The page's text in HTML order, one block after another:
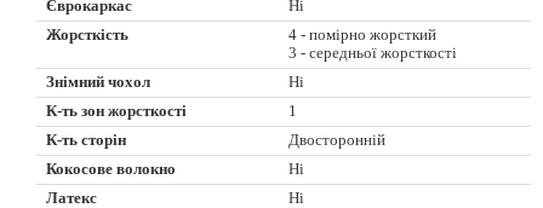
Єврокаркас
Ні
Жорсткість
4 - помірно жорсткий
3 - середньої жорсткості
Знімний чохол
Ні
К-ть зон жорсткості
1
К-ть сторін
Двосторонній
Кокосове волокно
Ні
Латекс
Ні